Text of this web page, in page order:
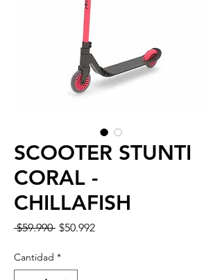
SCOOTER STUNTI
CORAL -
CHILLAFISH
$59.990 Precio
$50.992Precio
Cantidad *